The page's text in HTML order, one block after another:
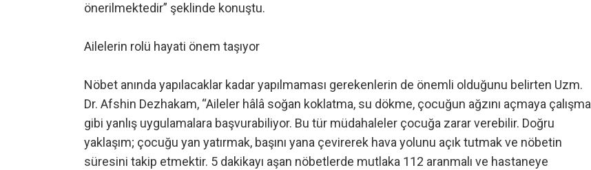
önerilmektedir” şeklinde konuştu.
Ailelerin rolü hayati önem taşıyor
Nöbet anında yapılacaklar kadar yapılmaması gerekenlerin de önemli olduğunu belirten Uzm.
Dr. Afshin Dezhakam, “Aileler hâlâ soğan koklatma, su dökme, çocuğun ağzını açmaya çalışma
gibi yanlış uygulamalara başvurabiliyor. Bu tür müdahaleler çocuğa zarar verebilir. Doğru
yaklaşım; çocuğu yan yatırmak, başını yana çevirerek hava yolunu açık tutmak ve nöbetin
süresini takip etmektir. 5 dakikayı aşan nöbetlerde mutlaka 112 aranmalı ve hastaneye